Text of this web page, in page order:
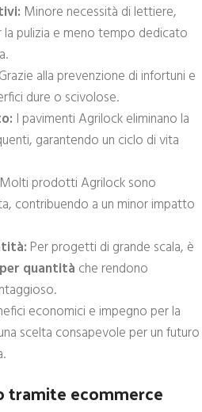
Minore necessità di lettiere,
pulizia e meno tempo dedicato
Grazie alla prevenzione di infortuni e
dure o scivolose.
I pavimenti Agrilock eliminano la
garantendo un ciclo di vita
Molti prodotti Agrilock sono
contribuendo a un minor impatto
Per progetti di grande scala, è
quantità che rendono
economici e impegno per la
scelta consapevole per un futuro
tramite ecommerce